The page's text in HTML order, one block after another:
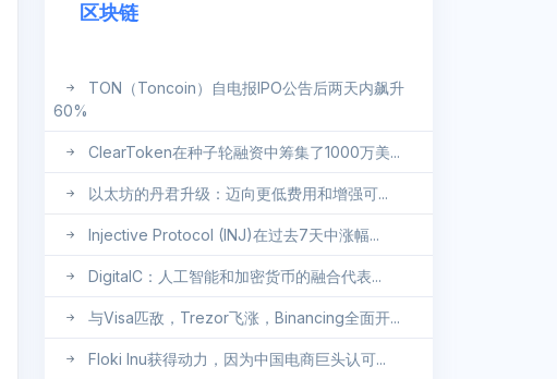
区块链
TON（Toncoin）自电报IPO公告后两天内飙升
60%
ClearToken在种子轮融资中筹集了1000万美...
以太坊的丹君升级：迈向更低费用和增强可...
Injective Protocol (INJ)在过去7天中涨幅...
DigitalC：人工智能和加密货币的融合代表...
与Visa匹敌，Trezor飞涨，Binancing全面开...
Floki Inu获得动力，因为中国电商巨头认可...